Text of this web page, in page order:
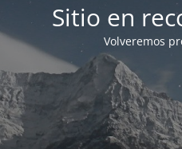
Sitio en
Volveremos